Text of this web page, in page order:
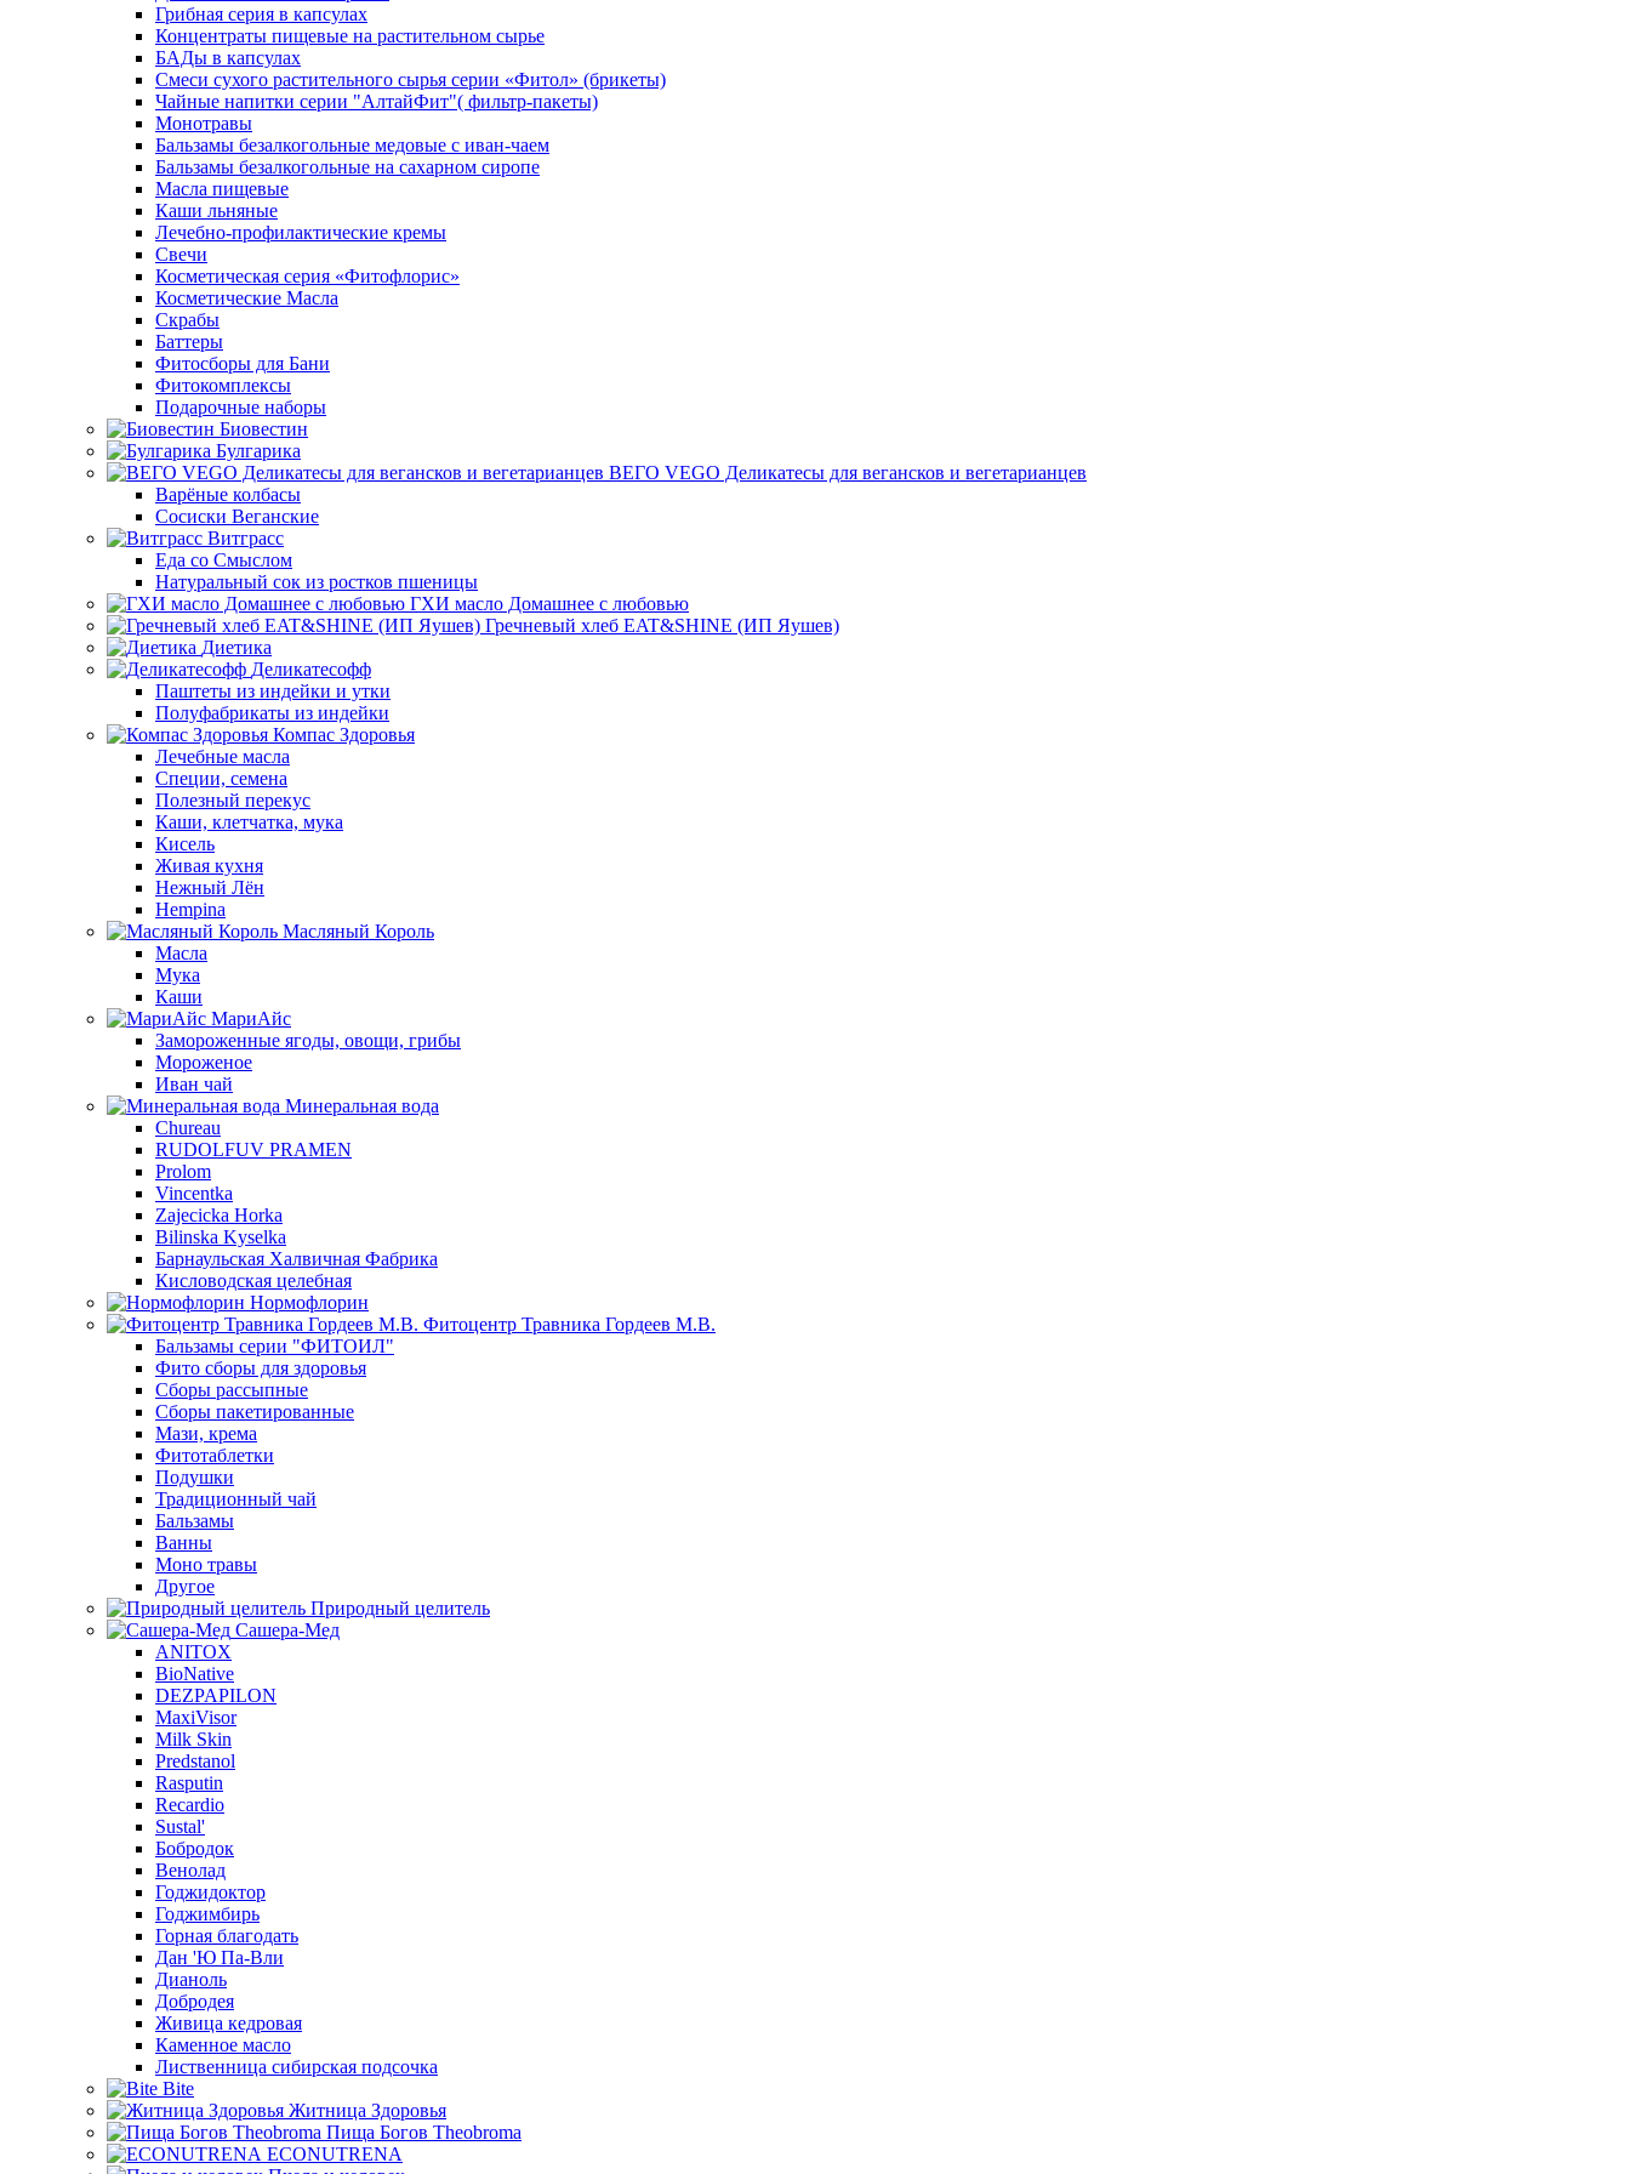
Грибная серия в капсулах
Концентраты пищевые на растительном сырье
БАДы в капсулах
Смеси сухого растительного сырья серии «Фитол» (брикеты)
Чайные напитки серии "АлтайФит"( фильтр-пакеты)
Монотравы
Бальзамы безалкогольные медовые с иван-чаем
Бальзамы безалкогольные на сахарном сиропе
Масла пищевые
Каши льняные
Лечебно-профилактические кремы
Свечи
Косметическая серия «Фитофлорис»
Косметические Масла
Скрабы
Баттеры
Фитосборы для Бани
Фитокомплексы
Подарочные наборы
Биовестин
Булгарика
ВЕГО VEGO Деликатесы для вегансков и вегетарианцев
Варёные колбасы
Сосиски Веганские
Витграсс
Еда со Смыслом
Натуральный сок из ростков пшеницы
ГХИ масло Домашнее с любовью
Гречневый хлеб EAT&SHINE (ИП Яушев)
Диетика
Деликатесофф
Паштеты из индейки и утки
Полуфабрикаты из индейки
Компас Здоровья
Лечебные масла
Специи, семена
Полезный перекус
Каши, клетчатка, мука
Кисель
Живая кухня
Нежный Лён
Hempina
Масляный Король
Масла
Мука
Каши
МариАйс
Замороженные ягоды, овощи, грибы
Мороженое
Иван чай
Минеральная вода
Chureau
RUDOLFUV PRAMEN
Prolom
Vincentka
Zajecicka Horka
Bilinska Kyselka
Барнаульская Халвичная Фабрика
Кисловодская целебная
Нормофлорин
Фитоцентр Травника Гордеев М.В.
Бальзамы серии "ФИТОИЛ"
Фито сборы для здоровья
Сборы рассыпные
Сборы пакетированные
Мази, крема
Фитотаблетки
Подушки
Традиционный чай
Бальзамы
Ванны
Моно травы
Другое
Природный целитель
Сашера-Мед
ANITOX
BioNative
DEZPAPILON
MaxiVisor
Milk Skin
Predstanol
Rasputin
Recardio
Sustal'
Бобродок
Венолад
Годжидоктор
Годжимбирь
Горная благодать
Дан 'Ю Па-Вли
Дианоль
Добродея
Живица кедровая
Каменное масло
Лиственница сибирская подсочка
Bite
Житница Здоровья
Пища Богов Theobroma
ECONUTRENA